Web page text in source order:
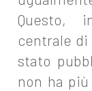
Questo,
centrale di
stato
non ha